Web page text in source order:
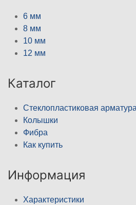
6 мм
8 мм
10 мм
12 мм
Каталог
Стеклопластиковая
Колышки
Фибра
Как купить
Информация
Характеристики